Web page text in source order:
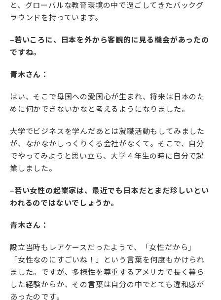
と、グローバルな教育環境の中で過ごしてきたバックグ
ラウンドを持っています。
–若いころに、日本を外から客観的に見る機会があったの
ですね。
青木さん：
はい、そこで母国への愛国心が生まれ、将来は日本のた
めに何かできないかなと考えるようになりました。
大学でビジネスを学んだあとは就職活動もしてみました
が、なかなかしっくりくる会社がなくて。そこで、自分
でやってみようと思い立ち、大学４年生の時に自分で起
業しました。
–若い女性の起業家は、最近でも日本だとまだ珍しいとい
われるのではないでしょうか。
青木さん：
設立当時もレアケースだったようで、「女性だから」
「女性なのにすごいね！」という言葉を何度もかけられ
ました。ですが、多様性を尊重するアメリカで長く暮ら
した経験からか、その言葉は自分の中でとても違和感が
あったのです。